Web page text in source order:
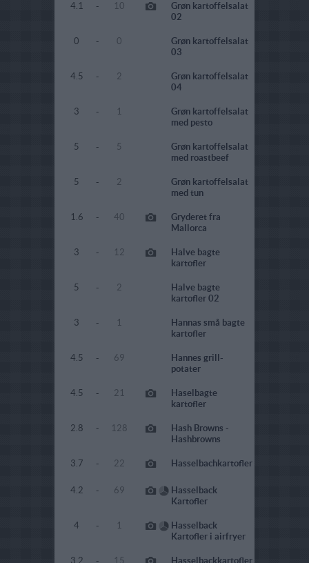
4.1 - 10
Grøn kartoffelsalat
02
0 - 0
Grøn kartoffelsalat
03
4.5 - 2
Grøn kartoffelsalat
04
3 - 1
Grøn kartoffelsalat
med pesto
5 - 5
Grøn kartoffelsalat
med roastbeef
5 - 2
Grøn kartoffelsalat
med tun
1.6 - 40
Gryderet fra
Mallorca
3 - 12
Halve bagte
kartofler
5 - 2
Halve bagte
kartofler 02
3 - 1
Hannas små bagte
kartofler
4.5 - 69
Hannes grill-
potater
4.5 - 21
Haselbagte
kartofler
2.8 - 128
Hash Browns -
Hashbrowns
3.7 - 22 Hasselbachkartofler
4.2 - 69
Hasselback
Kartofler
4 - 1
Hasselback
Kartofler i airfryer
3.2 - 15 Hasselbackkartofler